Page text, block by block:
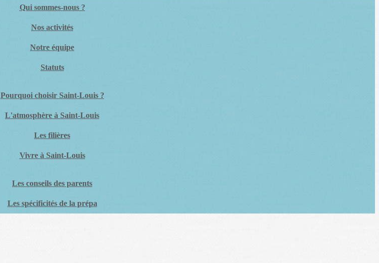
Qui sommes-nous ?
Nos activités
Notre équipe
Statuts
Pourquoi choisir Saint-Louis ?
L'atmosphère à Saint-Louis
Les filières
Vivre à Saint-Louis
Les conseils des parents
Les spécificités de la prépa